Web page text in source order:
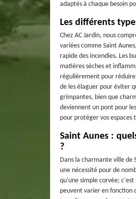
adaptés à chaque besoin
Les différents
Chez AC Jardin, nous
variées comme Saint
rapide des incendies. Les
matières sèches et
régulièrement pour
de les élaguer pour éviter
grimpantes, bien que
deviennent un pont pour
pour protéger vos
Saint Aunes :
?
Dans la charmante ville de
une nécessité pour de
qu'une simple corvée;
peuvent varier en fonction